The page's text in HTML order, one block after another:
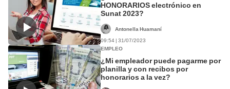
HONORARIOS electrónico en
Sunat 2023?
Antonella Huamaní
09:54 | 31/07/2023
EMPLEO
¿Mi empleador puede pagarme por
planilla y con recibos por
honorarios a la vez?